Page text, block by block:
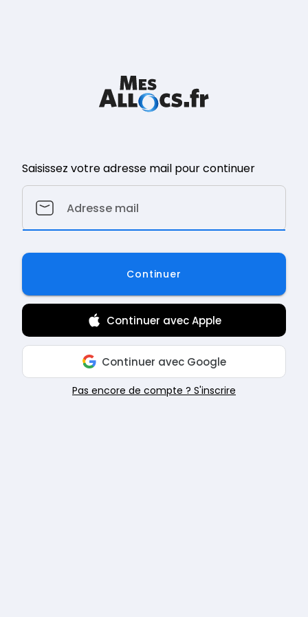
Saisissez votre adresse mail pour continuer
Continuer
Continuer avec Apple
Continuer avec Google
Pas encore de compte ? S'inscrire